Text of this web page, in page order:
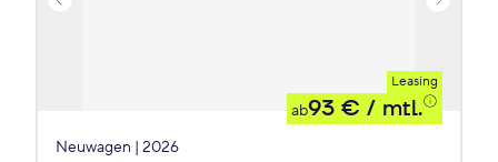
Leasing
ab93 € / mtl.
Neuwagen | 2026